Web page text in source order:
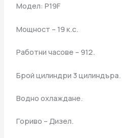
Модел: P19F
Мощност – 19 к.с.
Работни часове – 912.
Брой цилиндри 3 цилиндъра.
Водно охлаждане.
Гориво – Дизел.